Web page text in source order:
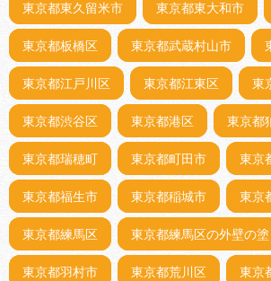
東京都東久留米市 東京都東大和市
東京都板橋区 東京都武蔵村山市
東京都江戸川区 東京都江東区 東
東京都渋谷区 東京都港区 東京都
東京都瑞穂町 東京都町田市 東京
東京都福生市 東京都稲城市 東京
東京都練馬区 東京都練馬区の外壁の塗
東京都羽村市 東京都荒川区 東京